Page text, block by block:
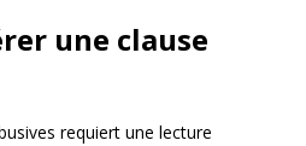
une clause
requiert une lecture